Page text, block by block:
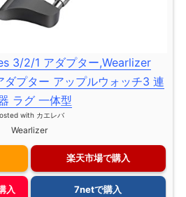
3/2/1 アダプター,Wearlizer
プター アップルウォッチ3 連
ラグ 一体型
with カエレバ
Wearlizer
楽天市場で購入
入 7netで購入